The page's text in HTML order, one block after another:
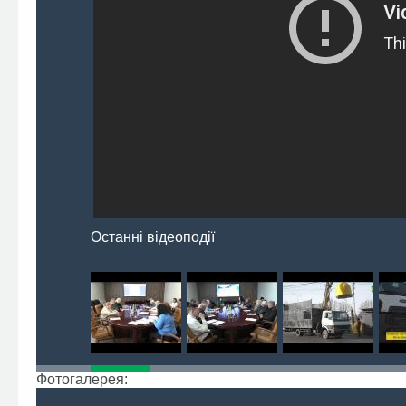
Останні відеоподії
Фотогалерея: